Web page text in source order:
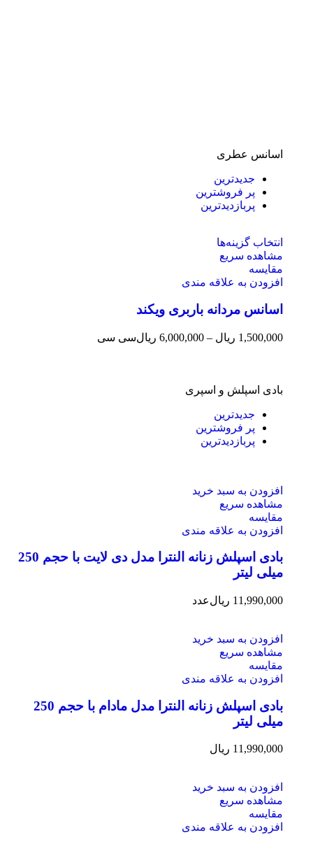
اسانس عطری
جدیدترین
پر فروشترین
پربازدیدترین
انتخاب گزینه‌ها
مشاهده سریع
مقایسه
افزودن به علاقه مندی
اسانس مردانه باربری ویکند
1,500,000 ریال –
6,000,000 ریالسی سی
بادی اسپلش و اسپری
جدیدترین
پر فروشترین
پربازدیدترین
افزودن به سبد خرید
مشاهده سریع
مقایسه
افزودن به علاقه مندی
بادی اسپلش زنانه النترا مدل دی لایت با حجم 250
میلی لیتر
11,990,000 ریالعدد
افزودن به سبد خرید
مشاهده سریع
مقایسه
افزودن به علاقه مندی
بادی اسپلش زنانه النترا مدل مادام با حجم 250
میلی لیتر
11,990,000 ریال
افزودن به سبد خرید
مشاهده سریع
مقایسه
افزودن به علاقه مندی